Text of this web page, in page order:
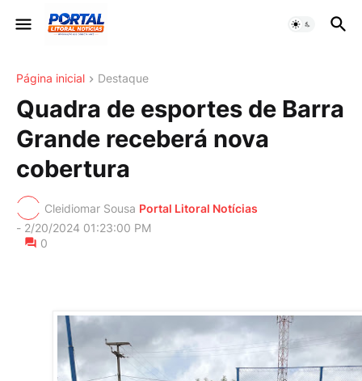
Página inicial Destaque
Quadra de esportes de Barra
Grande receberá nova
cobertura
Cleidiomar Sousa Portal Litoral Notícias
- 2/20/2024 01:23:00 PM
0